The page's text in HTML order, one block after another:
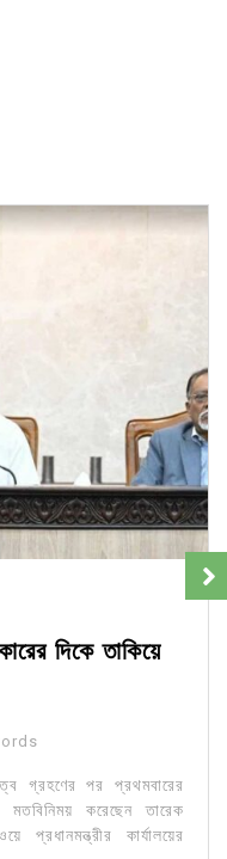
দিকে তাকিয়ে
গ্রহণের পর প্রথমবারের
মতবিনিময় করেছেন তারেক
প্রধানমন্ত্রীর কার্যালয়ের